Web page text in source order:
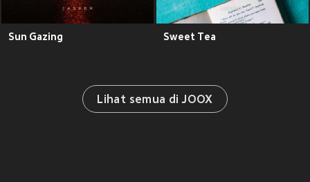
Sun Gazing Sweet Tea
Lihat semua di JOOX